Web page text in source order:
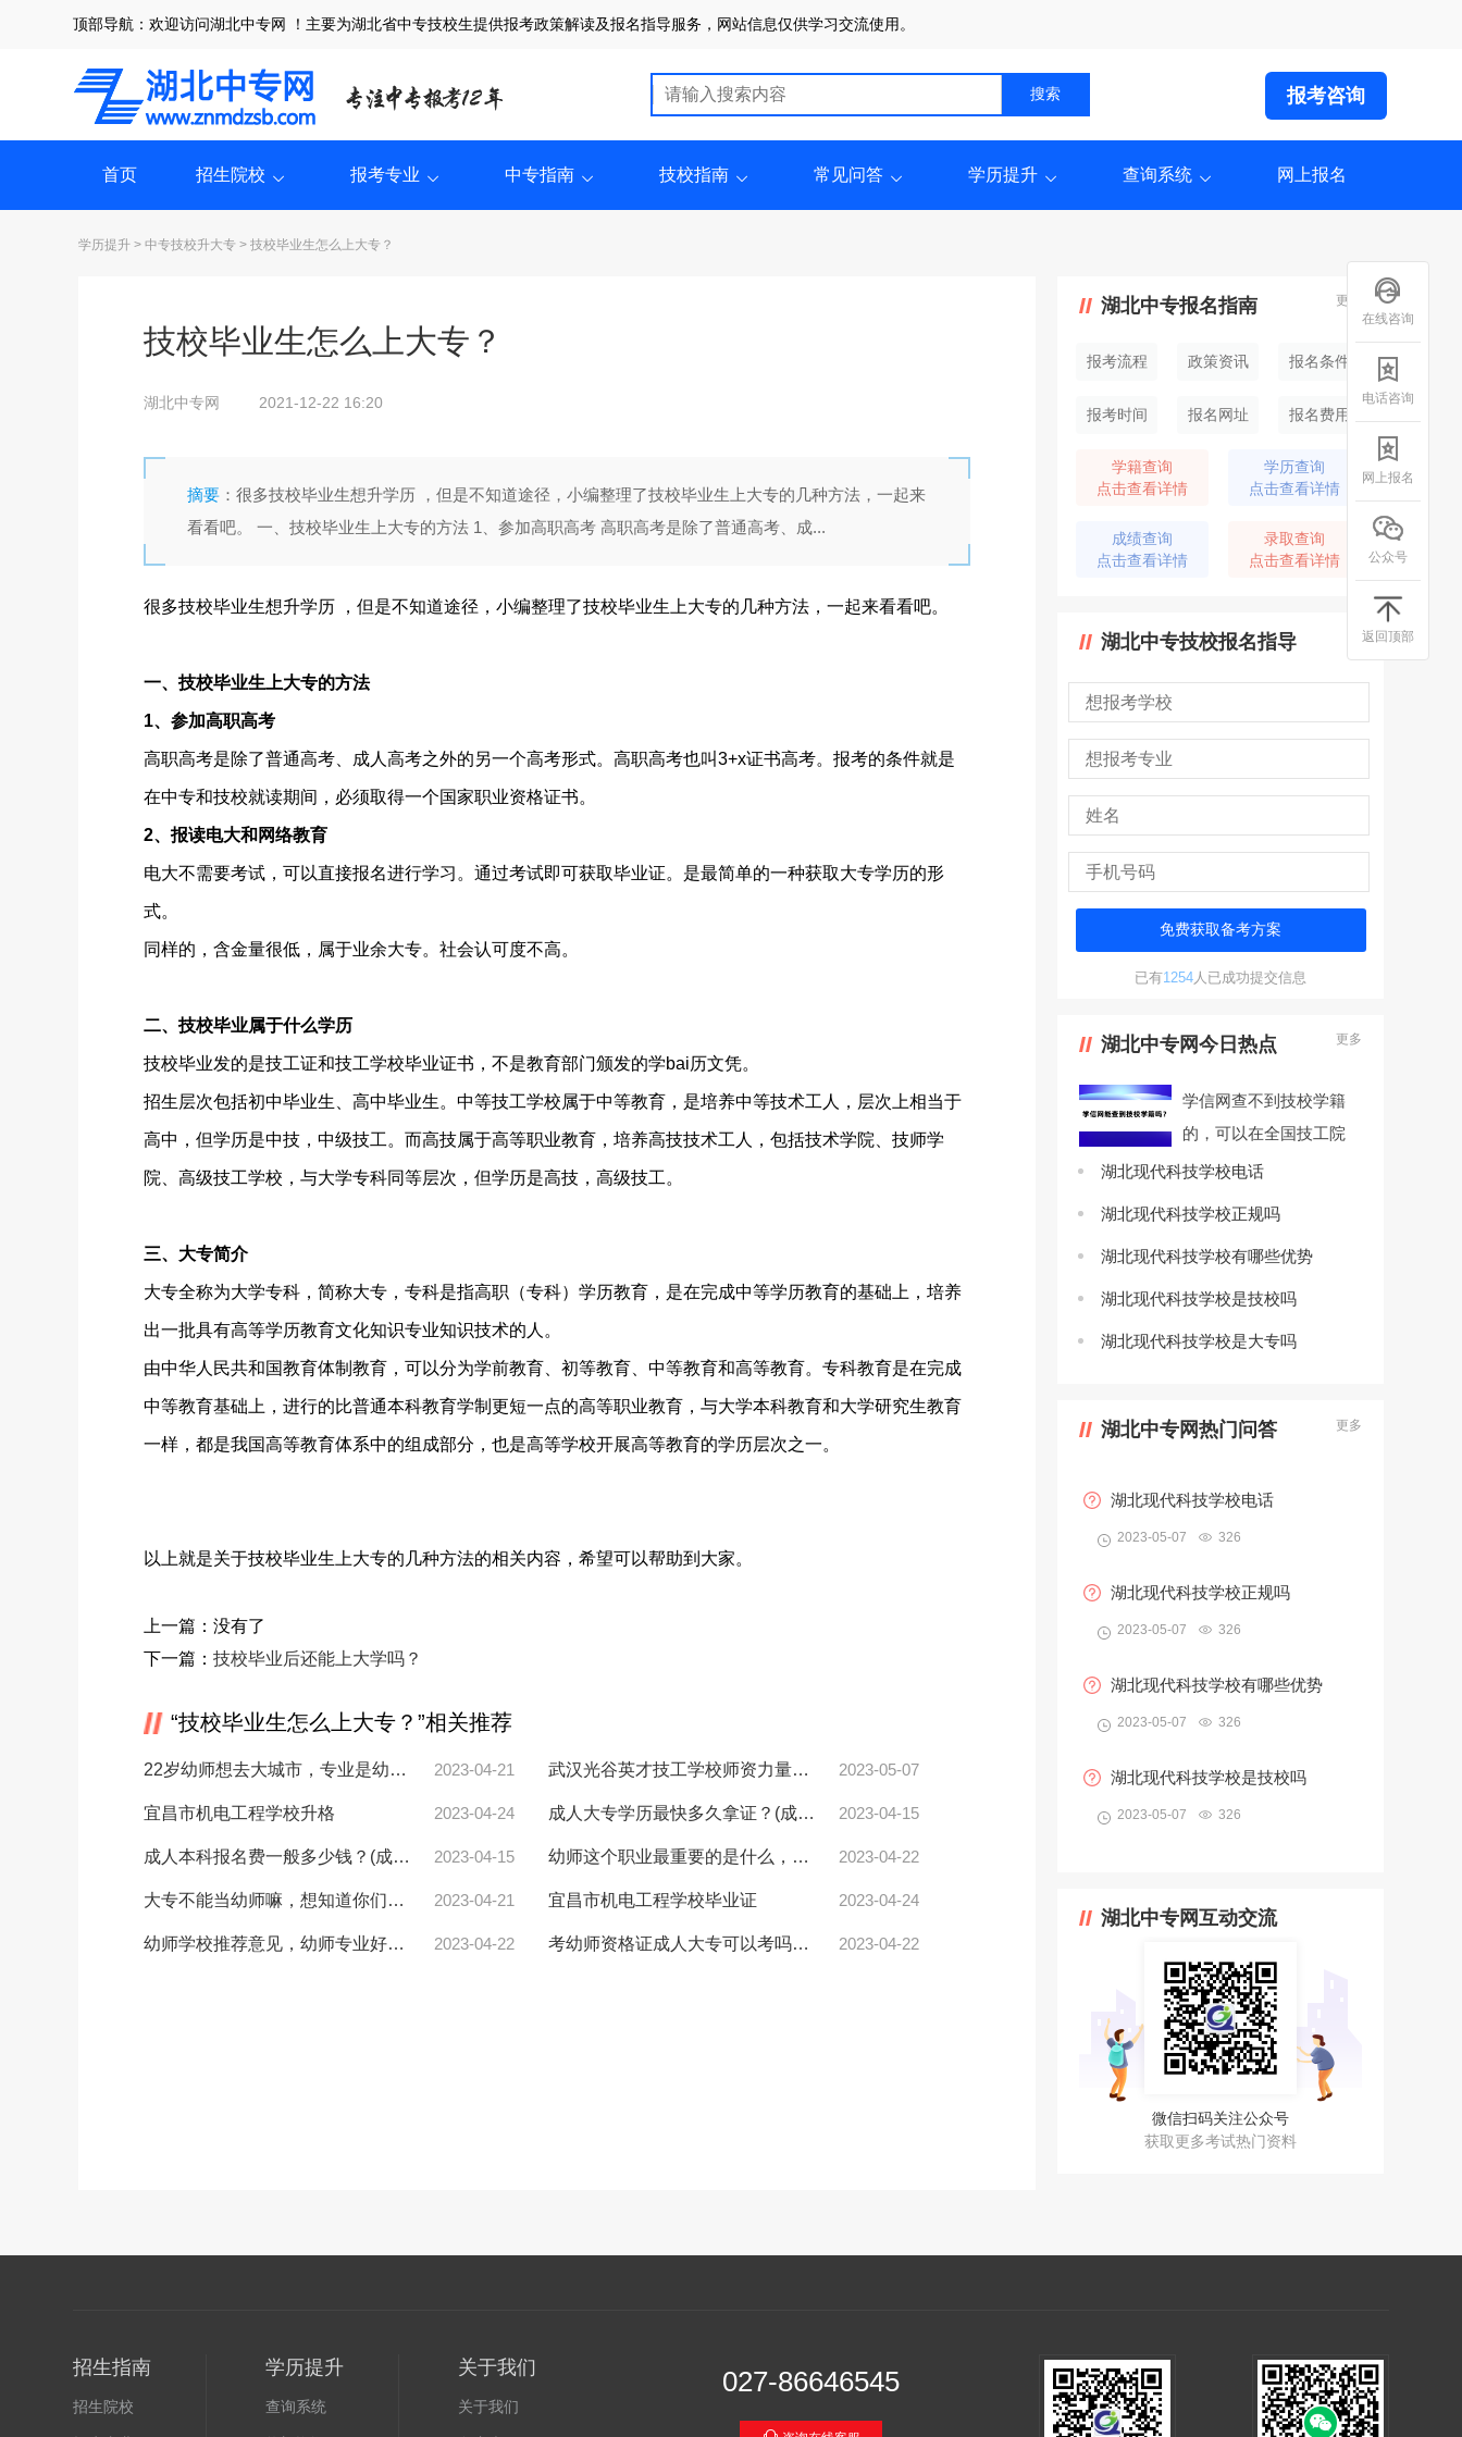
顶部导航：欢迎访问湖北中专网 ！主要为湖北省中专技校生提供报考政策解读及报名指导服务，网站信息仅供学习交流使用。
报考咨询
首页 招生院校 报考专业 中专指南 技校指南 常见问答 学历提升 查询系统 网上报名
学历提升 > 中专技校升大专 > 技校毕业生怎么上大专？
技校毕业生怎么上大专？
湖北中专网 2021-12-22 16:20
摘要 ：很多技校毕业生想升学历 ，但是不知道途径，小编整理了技校毕业生上大专的几种方法，一起来
看看吧。 一、技校毕业生上大专的方法 1、参加高职高考 高职高考是除了普通高考、成...
很多技校毕业生想升学历 ，但是不知道途径，小编整理了技校毕业生上大专的几种方法，一起来看看吧。
一、技校毕业生上大专的方法
1、参加高职高考
高职高考是除了普通高考、成人高考之外的另一个高考形式。高职高考也叫3+x证书高考。报考的条件就是
在中专和技校就读期间，必须取得一个国家职业资格证书。
2、报读电大和网络教育
电大不需要考试，可以直接报名进行学习。通过考试即可获取毕业证。是最简单的一种获取大专学历的形
式。
同样的，含金量很低，属于业余大专。社会认可度不高。
二、技校毕业属于什么学历
技校毕业发的是技工证和技工学校毕业证书，不是教育部门颁发的学bai历文凭。
招生层次包括初中毕业生、高中毕业生。中等技工学校属于中等教育，是培养中等技术工人，层次上相当于
高中，但学历是中技，中级技工。而高技属于高等职业教育，培养高技技术工人，包括技术学院、技师学
院、高级技工学校，与大学专科同等层次，但学历是高技，高级技工。
三、大专简介
大专全称为大学专科，简称大专，专科是指高职（专科）学历教育，是在完成中等学历教育的基础上，培养
出一批具有高等学历教育文化知识专业知识技术的人。
由中华人民共和国教育体制教育，可以分为学前教育、初等教育、中等教育和高等教育。专科教育是在完成
中等教育基础上，进行的比普通本科教育学制更短一点的高等职业教育，与大学本科教育和大学研究生教育
一样，都是我国高等教育体系中的组成部分，也是高等学校开展高等教育的学历层次之一。
以上就是关于技校毕业生上大专的几种方法的相关内容，希望可以帮助到大家。
上一篇：没有了
下一篇： 技校毕业后还能上大学吗？
“技校毕业生怎么上大专？”相关推荐
22岁幼师想去大城市，专业是幼师，以后是不是没前途了？ 2023-04-21 武汉光谷英才技工学校师资力量怎么样 2023-05-07
宜昌市机电工程学校升格 2023-04-24 成人大专学历最快多久拿证？(成人大专几年可以拿证) 2023-04-15
成人本科报名费一般多少钱？(成人本科是怎么收费的) 2023-04-15 幼师这个职业最重要的是什么，为什么幼师会不想做幼师了？ 2023-04-22
大专不能当幼师嘛，想知道你们觉得专科的幼师如何？ 2023-04-21 宜昌市机电工程学校毕业证 2023-04-24
幼师学校推荐意见，幼师专业好吗会后悔吗？ 2023-04-22 考幼师资格证成人大专可以考吗江苏，考幼师资格证的程序？ 2023-04-22
湖北中专报名指南 更多
报考流程 政策资讯 报名条件
报考时间 报名网址 报名费用
学籍查询
点击查看详情
学历查询
点击查看详情
成绩查询
点击查看详情
录取查询
点击查看详情
湖北中专技校报名指导
已有1254人已成功提交信息
湖北中专网今日热点 更多
学信网查不到技校学籍
的，可以在全国技工院
校毕业证书查询系统查
湖北现代科技学校电话
湖北现代科技学校正规吗
湖北现代科技学校有哪些优势
湖北现代科技学校是技校吗
湖北现代科技学校是大专吗
湖北中专网热门问答 更多
湖北现代科技学校电话
2023-05-07 326
湖北现代科技学校正规吗
2023-05-07 326
湖北现代科技学校有哪些优势
2023-05-07 326
湖北现代科技学校是技校吗
2023-05-07 326
湖北中专网互动交流
微信扫码关注公众号
获取更多考试热门资料
招生指南
招生院校
学历提升
查询系统
关于我们
关于我们
027-86646545
在线咨询
电话咨询
网上报名
公众号
返回顶部